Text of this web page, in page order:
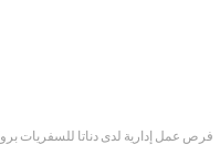
فرص عمل إدارية لدى دناتا للسفريات